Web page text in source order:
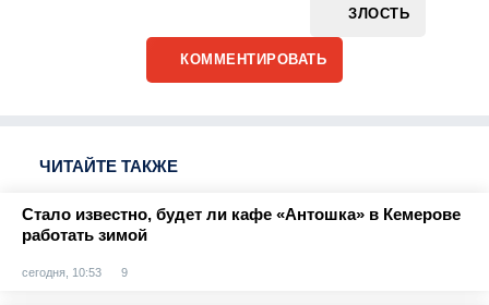
ЗЛОСТЬ
КОММЕНТИРОВАТЬ
ЧИТАЙТЕ ТАКЖЕ
Стало известно, будет ли кафе «Антошка» в Кемерове
работать зимой
сегодня, 10:53 9